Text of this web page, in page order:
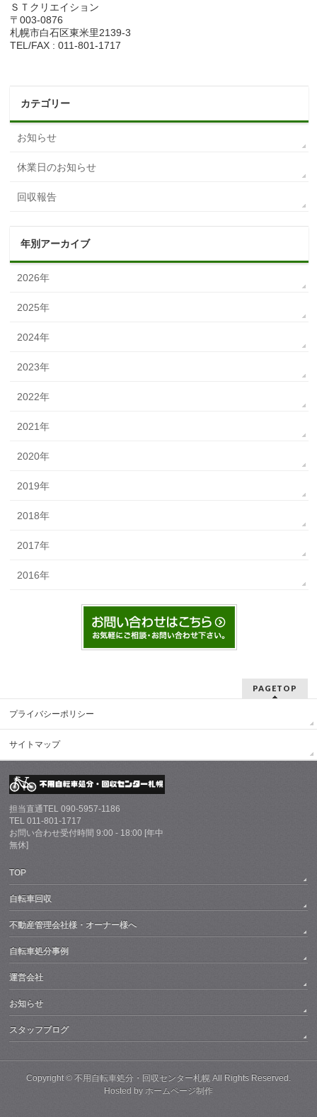
ＳＴクリエイション
〒003-0876
札幌市白石区東米里2139-3
TEL/FAX : 011-801-1717
カテゴリー
お知らせ
休業日のお知らせ
回収報告
年別アーカイブ
2026年
2025年
2024年
2023年
2022年
2021年
2020年
2019年
2018年
2017年
2016年
PAGETOP
プライバシーポリシー
サイトマップ
担当直通TEL 090-5957-1186
TEL 011-801-1717
お問い合わせ受付時間 9:00 - 18:00 [年中
無休]
TOP
自転車回収
不動産管理会社様・オーナー様へ
自転車処分事例
運営会社
お知らせ
スタッフブログ
Copyright © 不用自転車処分・回収センター札幌All Rights Reserved.
Hosted by ホームページ制作